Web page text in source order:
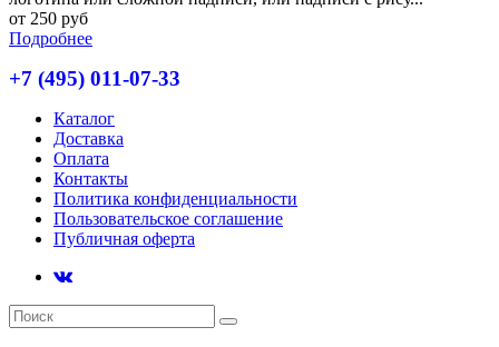
от 250 руб
Подробнее
+7 (495) 011-07-33
Каталог
Доставка
Оплата
Контакты
Политика конфиденциальности
Пользовательское соглашение
Публичная оферта